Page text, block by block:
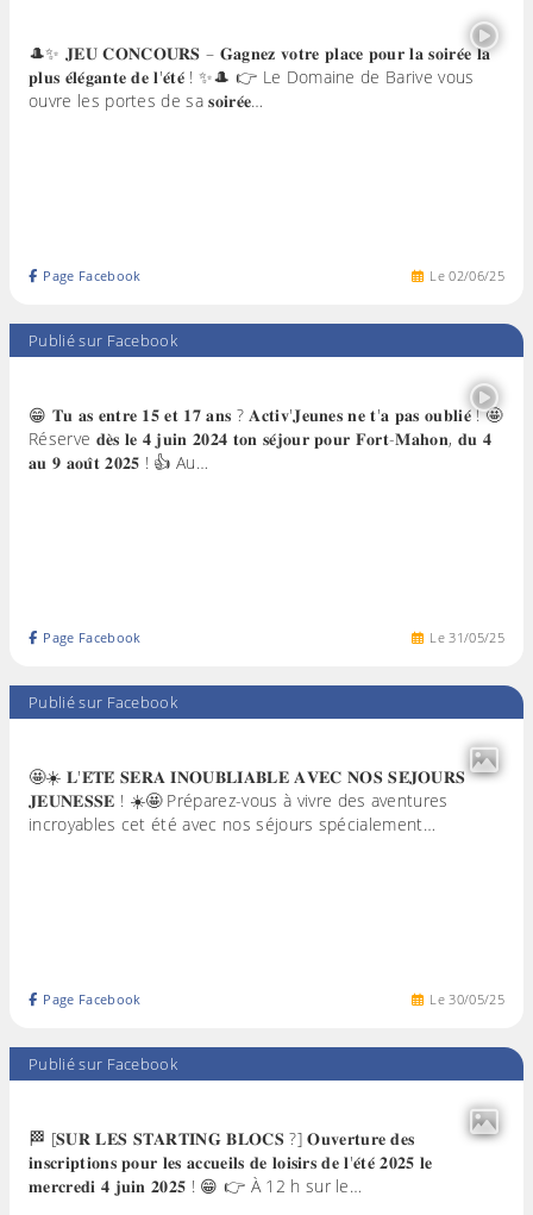
🎩✨ 𝐉𝐄𝐔 𝐂𝐎𝐍𝐂𝐎𝐔𝐑𝐒 – 𝐆𝐚𝐠𝐧𝐞𝐳 𝐯𝐨𝐭𝐫𝐞 𝐩𝐥𝐚𝐜𝐞 𝐩𝐨𝐮𝐫 𝐥𝐚 𝐬𝐨𝐢𝐫𝐞́𝐞 𝐥𝐚
𝐩𝐥𝐮𝐬 𝐞́𝐥𝐞́𝐠𝐚𝐧𝐭𝐞 𝐝𝐞 𝐥'𝐞́𝐭𝐞́ ! ✨🎩 👉 Le Domaine de Barive vous
ouvre les portes de sa 𝐬𝐨𝐢𝐫𝐞́𝐞…
Le02/06/25
Page Facebook
Publié sur Facebook
😁 𝐓𝐮 𝐚𝐬 𝐞𝐧𝐭𝐫𝐞 𝟏𝟓 𝐞𝐭 𝟏𝟕 𝐚𝐧𝐬 ? 𝐀𝐜𝐭𝐢𝐯'𝐉𝐞𝐮𝐧𝐞𝐬 𝐧𝐞 𝐭'𝐚 𝐩𝐚𝐬 𝐨𝐮𝐛𝐥𝐢𝐞́ ! 🤩
Réserve 𝐝𝐞̀𝐬 𝐥𝐞 𝟒 𝐣𝐮𝐢𝐧 𝟐𝟎𝟐𝟒 𝐭𝐨𝐧 𝐬𝐞́𝐣𝐨𝐮𝐫 𝐩𝐨𝐮𝐫 𝐅𝐨𝐫𝐭-𝐌𝐚𝐡𝐨𝐧, 𝐝𝐮 𝟒
𝐚𝐮 𝟗 𝐚𝐨𝐮̂𝐭 𝟐𝟎𝟐𝟓 ! 👍 Au…
Le31/05/25
Page Facebook
Publié sur Facebook
🤩☀️ 𝐋'𝐄́𝐓𝐄́ 𝐒𝐄𝐑𝐀 𝐈𝐍𝐎𝐔𝐁𝐋𝐈𝐀𝐁𝐋𝐄 𝐀𝐕𝐄𝐂 𝐍𝐎𝐒 𝐒𝐄́𝐉𝐎𝐔𝐑𝐒
𝐉𝐄𝐔𝐍𝐄𝐒𝐒𝐄 ! ☀️🤩 Préparez-vous à vivre des aventures
incroyables cet été avec nos séjours spécialement…
Le30/05/25
Page Facebook
Publié sur Facebook
🏁 [𝐒𝐔𝐑 𝐋𝐄𝐒 𝐒𝐓𝐀𝐑𝐓𝐈𝐍𝐆 𝐁𝐋𝐎𝐂𝐒 ?] 𝐎𝐮𝐯𝐞𝐫𝐭𝐮𝐫𝐞 𝐝𝐞𝐬
𝐢𝐧𝐬𝐜𝐫𝐢𝐩𝐭𝐢𝐨𝐧𝐬 𝐩𝐨𝐮𝐫 𝐥𝐞𝐬 𝐚𝐜𝐜𝐮𝐞𝐢𝐥𝐬 𝐝𝐞 𝐥𝐨𝐢𝐬𝐢𝐫𝐬 𝐝𝐞 𝐥'𝐞́𝐭𝐞́ 𝟐𝟎𝟐𝟓 𝐥𝐞
𝐦𝐞𝐫𝐜𝐫𝐞𝐝𝐢 𝟒 𝐣𝐮𝐢𝐧 𝟐𝟎𝟐𝟓 ! 😁 👉 À 12 h sur le…